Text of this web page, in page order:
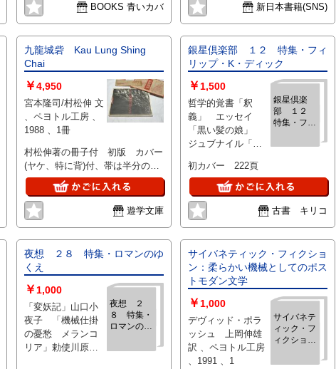
BOOKS 青いカバ 新日本書籍(SNS)
九龍城砦 Kau Lung Shing
Chai
￥4,950
宮本隆司/村松伸 文
、ペヨトル工房 、
1988 、1冊
村松伸著の冊子付 初版 カバー
(ヤケ、特に背)付、帯は半分のみ
あり 本体少経年ヤケシミ モノ
クロ44図版 18x25cm
ISBN:4893420704
遊学文庫
銀星倶楽部 １２ 特集・フィ
リップ・K・ディック
銀星倶楽
部 １２
特集・フィ
K・ディッ
￥ 1,500
哲学的覚書「釈
義」 エッセイ
「黒い髪の娘」
ジュブナイル「ニ
グ」 シナリオ
「ユービック」フ
ィリップ・K・ディ
ック 対談「フィ
クの転生」巽孝
之、川又千秋他 、
ペヨトル工房 、
1989 、1
初カバー 222頁
古書 キリコ
夜想 ２８ 特集・ロマンのゆ
くえ
夜想 ２
８ 特集・
ロマンのゆ
￥1,000
「変妖記」山口小
夜子 「機械仕掛
の憂愁 メランコ
リア」勅使川原三
サイバネティック・フィクショ
ン：柔らかい機械としてのポス
トモダン文学
サイバネテ
ィック・フ
ィクショ
い機械とし
￥1,000
デヴィッド・ポラ
ッシュ 上岡伸雄
訳 、ペヨトル工房
、1991 、1